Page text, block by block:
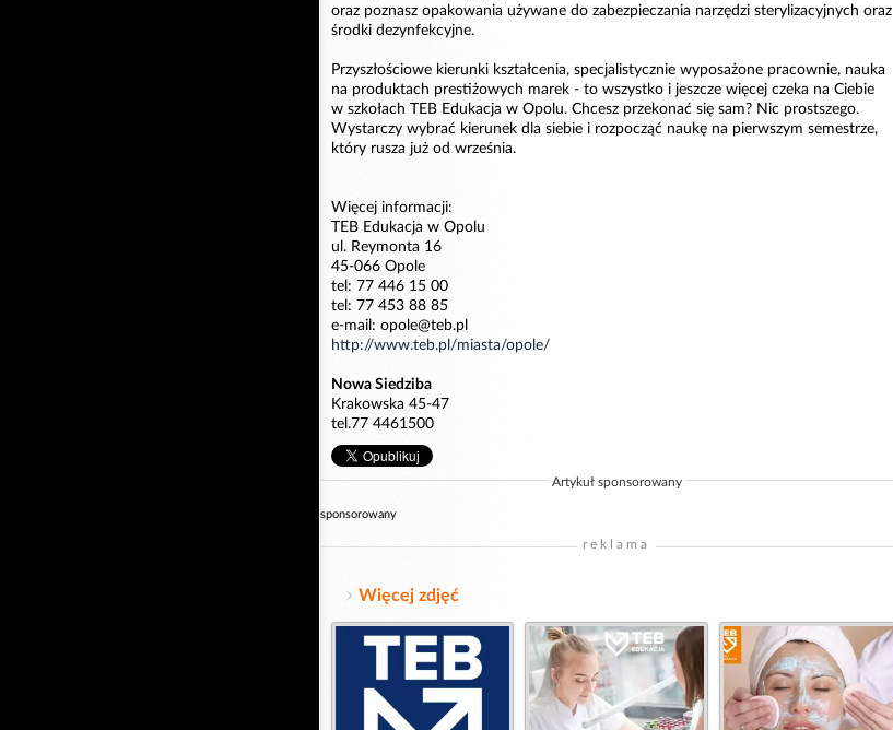
oraz poznasz opakowania używane do zabezpieczania narzędzi sterylizacyjnych oraz
środki dezynfekcyjne.
Przyszłościowe kierunki kształcenia, specjalistycznie wyposażone pracownie, nauka
na produktach prestiżowych marek - to wszystko i jeszcze więcej czeka na Ciebie
w szkołach TEB Edukacja w Opolu. Chcesz przekonać się sam? Nic prostszego.
Wystarczy wybrać kierunek dla siebie i rozpocząć naukę na pierwszym semestrze,
który rusza już od września.
Więcej informacji:
TEB Edukacja w Opolu
ul. Reymonta 16
45-066 Opole
tel: 77 446 15 00
tel: 77 453 88 85
e-mail: opole@teb.pl
http://www.teb.pl/miasta/opole/
Nowa Siedziba
Krakowska 45-47
tel.77 4461500
Artykuł sponsorowany
sponsorowany
reklama
Więcej zdjęć